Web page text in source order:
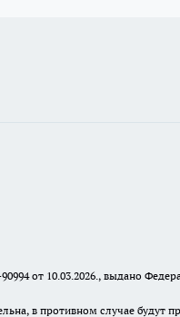
от 10.03.2026., выдано
, в противном случае будут